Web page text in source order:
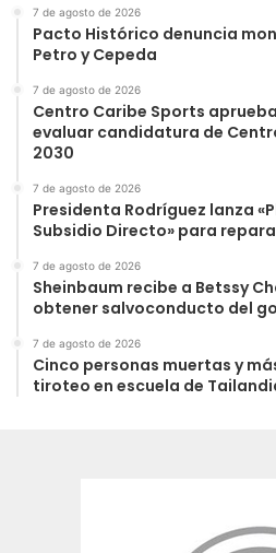
7 de agosto de 2026
Pacto Histórico denuncia
Petro y Cepeda
7 de agosto de 2026
Centro Caribe Sports
evaluar candidatura de
2030
7 de agosto de 2026
Presidenta Rodríguez lanza
Subsidio Directo» para
7 de agosto de 2026
Sheinbaum recibe a Betssy
obtener salvoconducto del
7 de agosto de 2026
Cinco personas muertas y
tiroteo en escuela de